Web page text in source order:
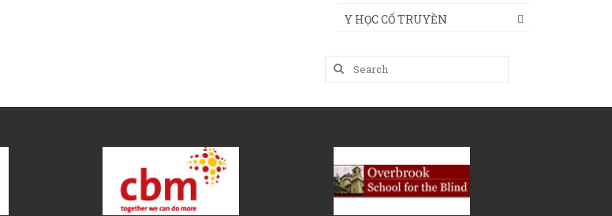
Y HỌC CỔ TRUYỀN
Search
for: